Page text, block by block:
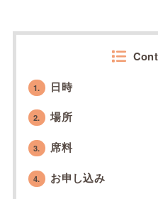
1. 日時
2. 場所
3. 席料
4. お申し込み